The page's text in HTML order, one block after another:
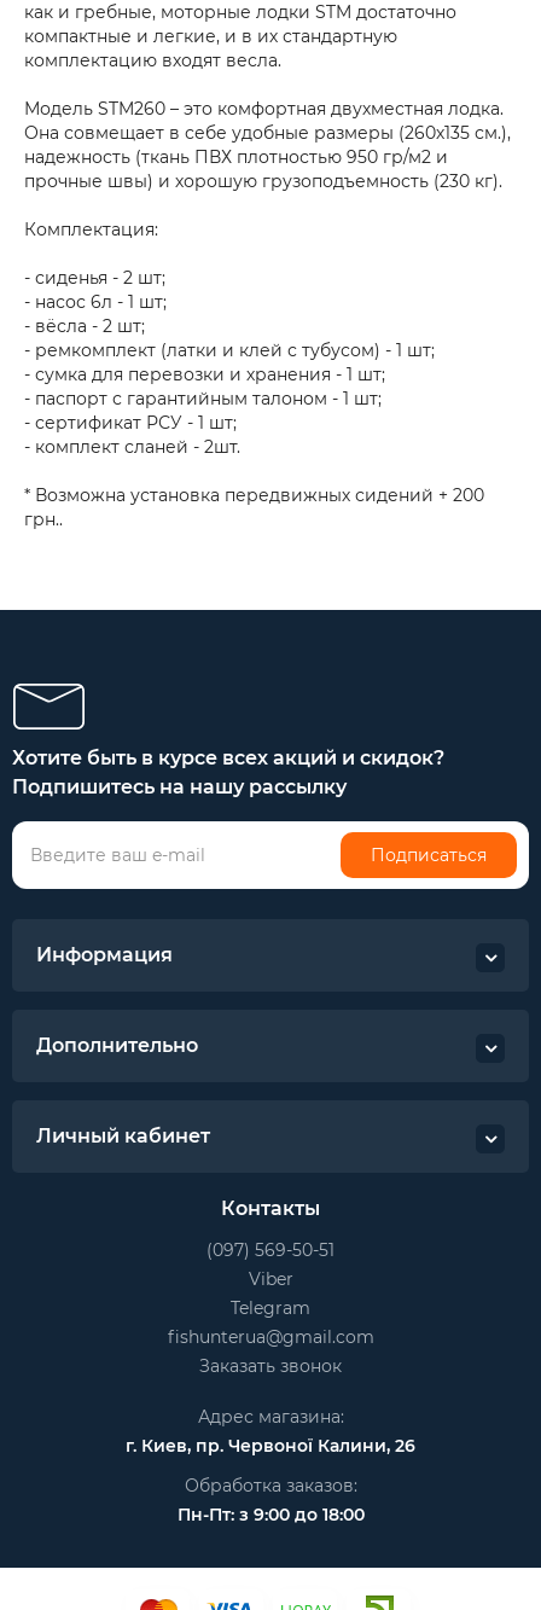
как и гребные, моторные лодки STM достаточно
компактные и легкие, и в их стандартную
комплектацию входят весла.
Модель STM260 – это комфортная двухместная лодка.
Она совмещает в себе удобные размеры (260х135 см.),
надежность (ткань ПВХ плотностью 950 гр/м2 и
прочные швы) и хорошую грузоподъемность (230 кг).
Комплектация:
- сиденья - 2 шт;
- насос 6л - 1 шт;
- вёсла - 2 шт;
- ремкомплект (латки и клей с тубусом) - 1 шт;
- сумка для перевозки и хранения - 1 шт;
- паспорт с гарантийным талоном - 1 шт;
- сертификат РСУ - 1 шт;
- комплект сланей - 2шт.
* Возможна установка передвижных сидений + 200
грн..
Хотите быть в курсе всех акций и скидок?
Подпишитесь на нашу рассылку
Подписаться
Информация
Дополнительно
Личный кабинет
Контакты
(097) 569-50-51
Viber
Telegram
fishunterua@gmail.com
Заказать звонок
Адрес магазина:
г. Киев, пр. Червоної Калини, 26
Обработка заказов:
Пн-Пт: з 9:00 до 18:00